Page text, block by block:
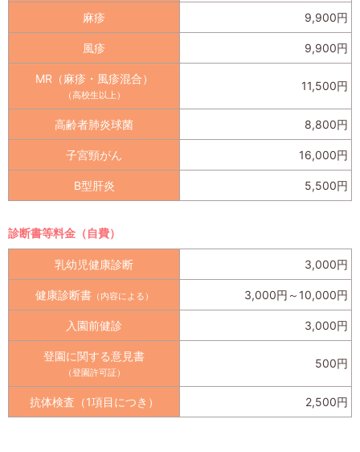
麻疹 9,900円
風疹 9,900円
MR（麻疹・風疹混合）
（高校生以上）
11,500円
高齢者肺炎球菌 8,800円
子宮頸がん 16,000円
B型肝炎 5,500円
診断書等料金（自費）
乳幼児健康診断 3,000円
健康診断書（内容による） 3,000円～10,000円
入園前健診 3,000円
登園に関する意見書
（登園許可証）
500円
抗体検査（1項目につき） 2,500円